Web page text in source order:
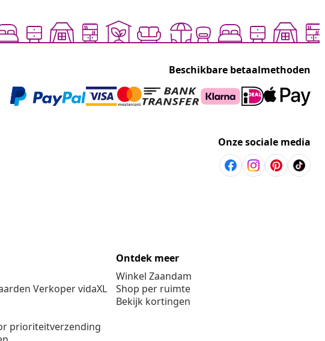
Beschikbare betaalmethoden
Onze sociale media
Verkoper vidaXL
prioriteitverzending
Ontdek meer
Winkel Zaandam
Shop per ruimte
Bekijk kortingen